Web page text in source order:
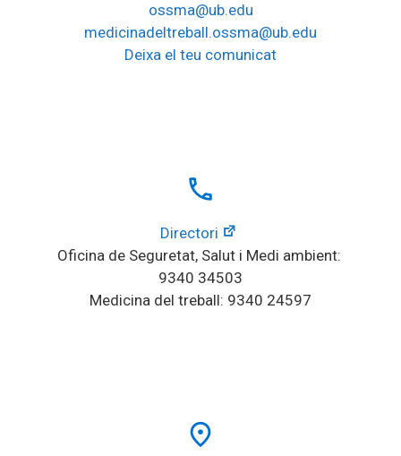
ossma@ub.edu
medicinadeltreball.ossma@ub.edu
Deixa el teu comunicat
local_phone
Directori
Oficina de Seguretat, Salut i Medi ambient:
9340 34503
Medicina del treball: 9340 24597
place